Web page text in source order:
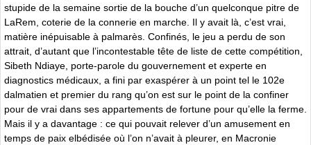
stupide de la semaine sortie de la bouche d’un quelconque pitre de
LaRem, coterie de la connerie en marche. Il y avait là, c’est vrai,
matière inépuisable à palmarès. Confinés, le jeu a perdu de son
attrait, d’autant que l’incontestable tête de liste de cette compétition,
Sibeth Ndiaye, porte-parole du gouvernement et experte en
diagnostics médicaux, a fini par exaspérer à un point tel le 102e
dalmatien et premier du rang qu’on est sur le point de la confiner
pour de vrai dans ses appartements de fortune pour qu’elle la ferme.
Mais il y a davantage : ce qui pouvait relever d’un amusement en
temps de paix elbédisée où l’on n’avait à pleurer, en Macronie